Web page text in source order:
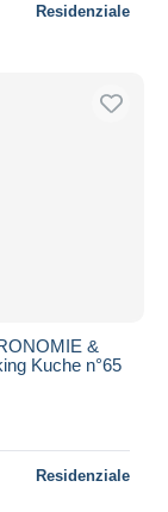
Residenziale
&
Kuche n°65
Residenziale